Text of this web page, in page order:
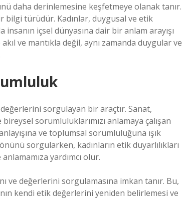
daha derinlemesine keşfetmeye olanak tanır.
bilgi türüdür. Kadınlar, duygusal ve etik
insanın içsel dünyasına dair bir anlam arayışı
ve mantıkla değil, aynı zamanda duygular ve
sorgulayan bir araçtır. Sanat,
sorumluluklarımızı anlamaya çalışan
ve toplumsal sorumluluğuna ışık
sorgularken, kadınların etik duyarlılıkları
yardımcı olur.
ve değerlerini sorgulamasına imkan tanır. Bu,
kendi etik değerlerini yeniden belirlemesi ve